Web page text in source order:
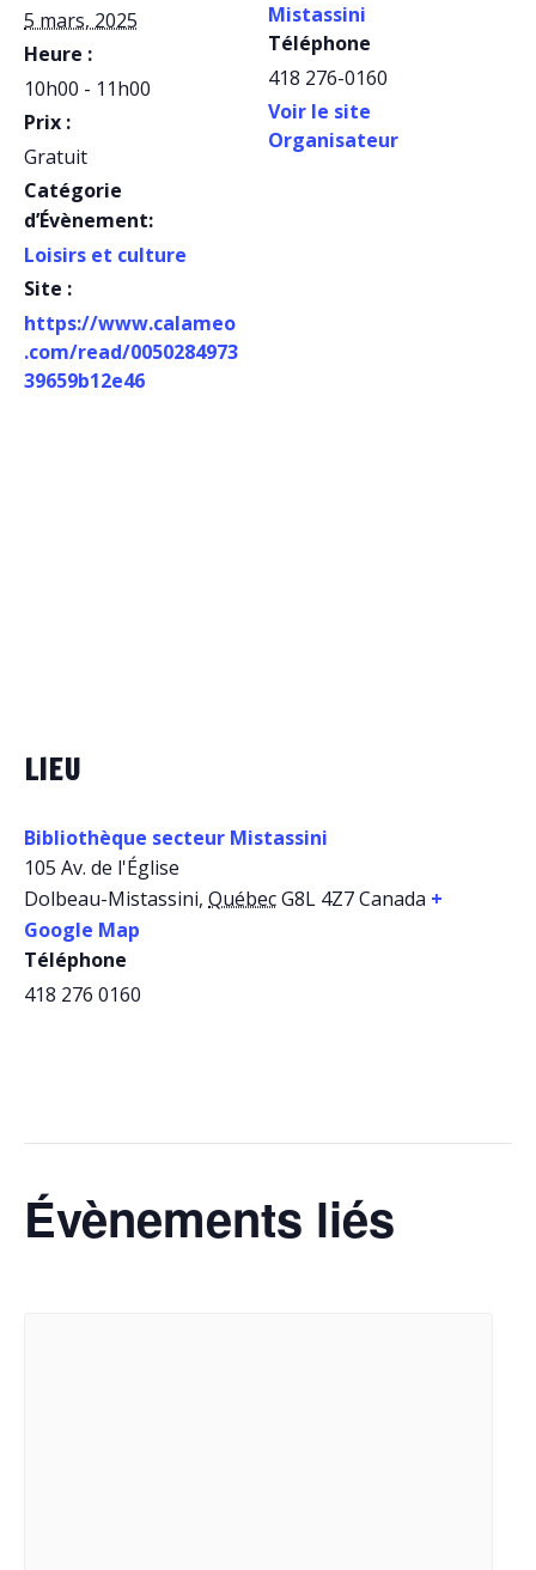
5 mars, 2025
Heure :
10h00 - 11h00
Prix :
Gratuit
Catégorie
d’Évènement:
Loisirs et culture
Site :
https://www.calameo
.com/read/0050284973
39659b12e46
Mistassini
Téléphone
418 276-0160
Voir le site
Organisateur
LIEU
Bibliothèque secteur Mistassini
105 Av. de l'Église
Dolbeau-Mistassini, QuébecG8L 4Z7Canada +
Google Map
Téléphone
418 276 0160
Évènements liés